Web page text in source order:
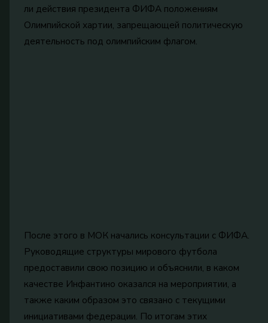
ли действия президента ФИФА положениям
Олимпийской хартии, запрещающей политическую
деятельность под олимпийским флагом.
После этого в МОК начались консультации с ФИФА.
Руководящие структуры мирового футбола
предоставили свою позицию и объяснили, в каком
качестве Инфантино оказался на мероприятии, а
также каким образом это связано с текущими
инициативами федерации. По итогам этих